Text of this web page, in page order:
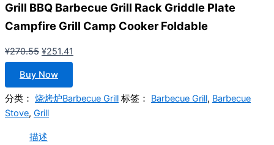
Grill BBQ Barbecue Grill Rack Griddle Plate
Campfire Grill Camp Cooker Foldable
¥270.55 原
价
为：
¥270.55。
¥251.41
格
Buy Now
分类： 烧烤炉Barbecue Grill 标签： Barbecue Grill, Barbecue
Stove, Grill
描述